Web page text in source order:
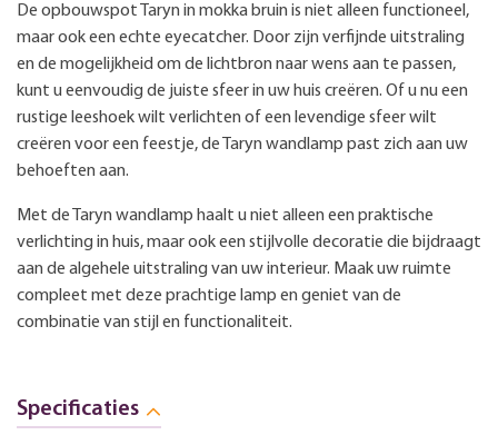
De opbouwspot Taryn in mokka bruin is niet alleen functioneel,
maar ook een echte eyecatcher. Door zijn verfijnde uitstraling
en de mogelijkheid om de lichtbron naar wens aan te passen,
kunt u eenvoudig de juiste sfeer in uw huis creëren. Of u nu een
rustige leeshoek wilt verlichten of een levendige sfeer wilt
creëren voor een feestje, de Taryn wandlamp past zich aan uw
behoeften aan.
Met de Taryn wandlamp haalt u niet alleen een praktische
verlichting in huis, maar ook een stijlvolle decoratie die bijdraagt
aan de algehele uitstraling van uw interieur. Maak uw ruimte
compleet met deze prachtige lamp en geniet van de
combinatie van stijl en functionaliteit.
Specificaties